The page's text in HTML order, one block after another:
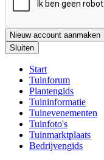
Nieuw account aanmaken
Sluiten
Start
Tuinforum
Plantengids
Tuininformatie
Tuinevenementen
Tuinfoto's
Tuinmarktplaats
Bedrijvengids